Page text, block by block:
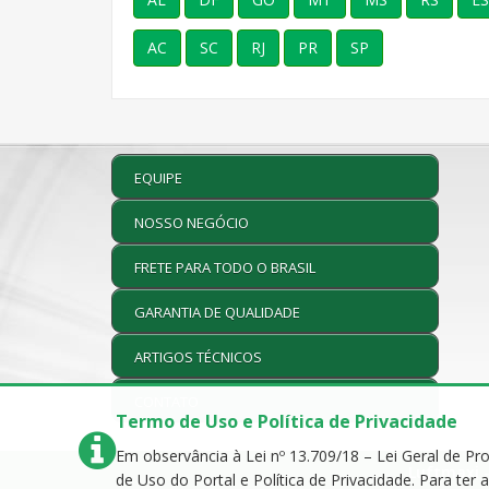
AC SC RJ PR SP
EQUIPE
NOSSO NEGÓCIO
FRETE PARA TODO O BRASIL
GARANTIA DE QUALIDADE
ARTIGOS TÉCNICOS
Luftmaxi -
Termo de Uso e Política de Privacidade
Em observância à Lei nº 13.709/18 – Lei Geral de
de Uso do Portal e Política de Privacidade. Para ter